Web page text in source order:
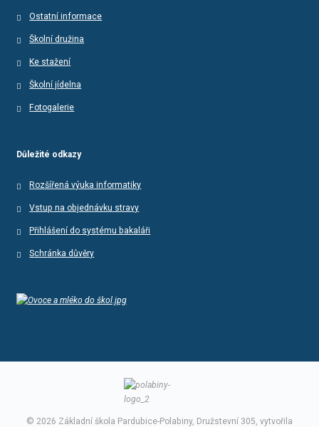
Ostatní informace
Školní družina
Ke stažení
Školní jídelna
Fotogalerie
Důležité odkazy
Rozšířená výuka informatiky
Vstup na objednávku stravy
Přihlášení do systému bakaláři
Schránka důvěry
© 2026 Základní škola Pardubice-Polabiny, Družstevní 305, vytvořila